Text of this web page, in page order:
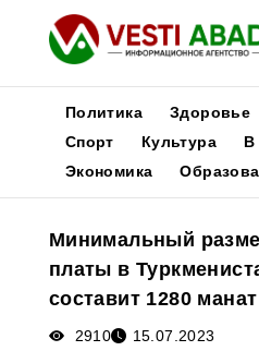
Новости
Медиа
Афиша
Политика Здоровье
Спорт
Культура В
Экономика
Минимальный
платы в
составит 1280 манат
2910 15.07.2023